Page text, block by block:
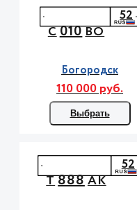
С010ВО
52
Богородск
110 000 руб.
Выбрать
Т888АК
52